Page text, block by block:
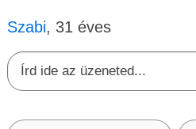
Szabi, 31 éves